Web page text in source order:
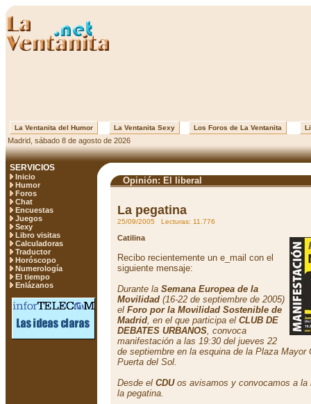
La Ventanita del Humor La Ventanita Sexy Los Foros de La Ventanita
Madrid, sábado 8 de agosto de 2026
SERVICIOS
Inicio
Humor
Foros
Chat
Encuestas
Juegos
Sexy
Libro visitas
Calculadoras
Traductor
Horóscopo
Numerología
El tiempo
Enlázanos
Opinión: El liberal
La pegatina
25/09/2005 Lecturas: 11.776
Catilina
Recibo recientemente un e_mail con el
siguiente mensaje:
Durante la Semana Europea de la
Movilidad (16-22 de septiembre de 2005)
el Foro por la Movilidad Sostenible de
Madrid, en el que participa el CLUB DE
DEBATES URBANOS, convoca
manifestación a las 19:30 del jueves 22
de septiembre en la esquina de la Plaza Mayor
Puerta del Sol.
Desde el CDUos avisamos y convocamos a la
la pegatina.